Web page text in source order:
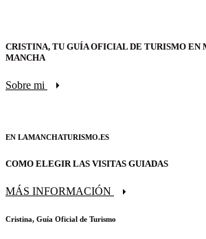
CRISTINA, TU GUÍA OFICIAL DE TURISMO EN
MANCHA
Sobre mi
EN LAMANCHATURISMO.ES
COMO ELEGIR LAS VISITAS GUIADAS
MÁS INFORMACIÓN
Cristina, Guía Oficial de Turismo